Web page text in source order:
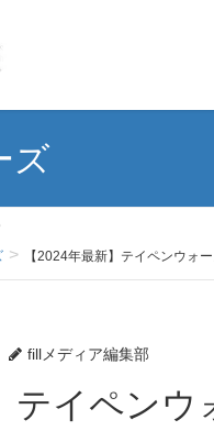
ズ
【2024年最新】テイペンウォ
fillメディア編集部